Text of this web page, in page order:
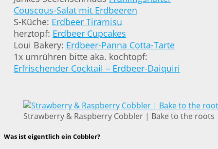
Couscous-Salat mit Erdbeeren
S-Küche: Erdbeer Tiramisu
herztopf: Erdbeer Cupcakes
Loui Bakery: Erdbeer-Panna Cotta-Tarte
1x umrühren bitte aka. kochtopf:
Erfrischender Cocktail – Erdbeer-Daiquiri
Strawberry & Raspberry Cobbler | Bake to the roots
Was ist eigentlich ein Cobbler?